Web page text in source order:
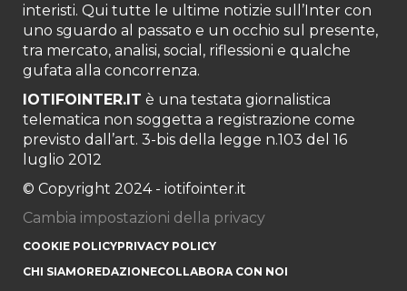
interisti. Qui tutte le ultime notizie sull’Inter con
uno sguardo al passato e un occhio sul presente,
tra mercato, analisi, social, riflessioni e qualche
gufata alla concorrenza.
IOTIFOINTER.IT è una testata giornalistica
telematica non soggetta a registrazione come
previsto dall’art. 3-bis della legge n.103 del 16
luglio 2012
© Copyright 2024 - iotifointer.it
Cambia impostazioni della privacy
COOKIE POLICYPRIVACY POLICY
CHI SIAMOREDAZIONECOLLABORA CON NOI